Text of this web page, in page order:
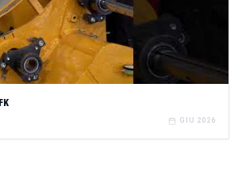
GIU 2026